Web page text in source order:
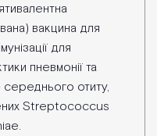
вакцина для
для
пневмонії та
середнього отиту,
Streptococcus